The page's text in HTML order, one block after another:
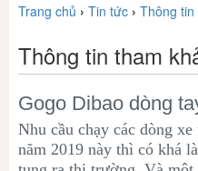
Trang chủ › Tin tức › Thông tin
Thông tin tham
Gogo Dibao dòng
Nhu cầu chạy các dòng
năm 2019 này thì có khá